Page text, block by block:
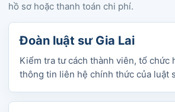
hồ sơ hoặc thanh toán chi phí.
Đoàn luật sư Gia Lai
Kiểm tra tư cách thành viên, tổ chức
thông tin liên hệ chính thức của luật